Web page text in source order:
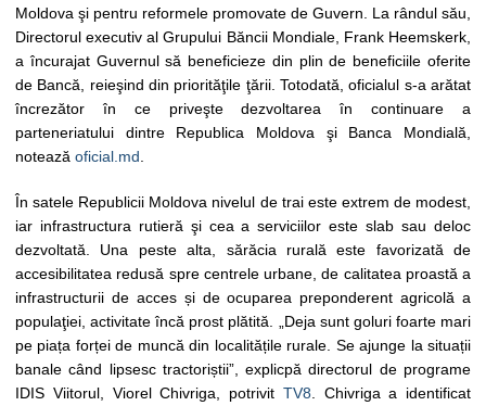
Moldova şi pentru reformele promovate de Guvern. La rândul său,
Directorul executiv al Grupului Băncii Mondiale, Frank Heemskerk,
a încurajat Guvernul să beneficieze din plin de beneficiile oferite
de Bancă, reieşind din priorităţile ţării. Totodată, oficialul s-a arătat
încrezător în ce priveşte dezvoltarea în continuare a
parteneriatului dintre Republica Moldova şi Banca Mondială,
notează oficial.md
În satele Republicii Moldova nivelul de trai este extrem de modest,
iar infrastructura rutieră şi cea a serviciilor este slab sau deloc
dezvoltată. Una peste alta, sărăcia rurală este favorizată de
accesibilitatea redusă spre centrele urbane, de calitatea proastă a
infrastructurii de acces și de ocuparea preponderent agricolă a
populaţiei, activitate încă prost plătită. „Deja sunt goluri foarte mari
pe piața forței de muncă din localitățile rurale. Se ajunge la situații
banale când lipsesc tractoriștii”, explicpă directorul de programe
IDIS Viitorul, Viorel Chivriga, potrivit TV8 . Chivriga a identificat